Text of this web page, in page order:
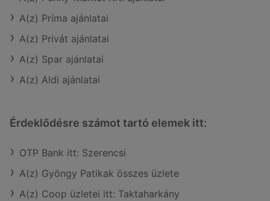
A(z) Príma ajánlatai
A(z) Privát ajánlatai
A(z) Spar ajánlatai
A(z) Aldi ajánlatai
Érdeklődésre számot tartó elemek itt:
OTP Bank itt: Szerencsi
A(z) Gyöngy Patikak összes üzlete
A(z) Coop üzletei itt: Taktaharkány